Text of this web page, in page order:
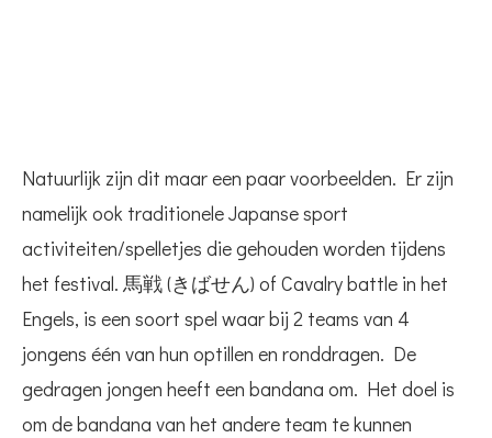
Natuurlijk zijn dit maar een paar voorbeelden. Er zijn
namelijk ook traditionele Japanse sport
activiteiten/spelletjes die gehouden worden tijdens
het festival. 馬戦 (きばせん) of Cavalry battle in het
Engels, is een soort spel waar bij 2 teams van 4
jongens één van hun optillen en ronddragen. De
gedragen jongen heeft een bandana om. Het doel is
om de bandana van het andere team te kunnen